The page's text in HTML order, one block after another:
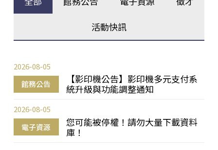
活動快訊
館務公告
【影印機公告】影印機多元支付系
統升級與功能調整通知
2026-08-05
電子資源
您可能被停權！請勿大量下載資料
庫！
2026-08-05